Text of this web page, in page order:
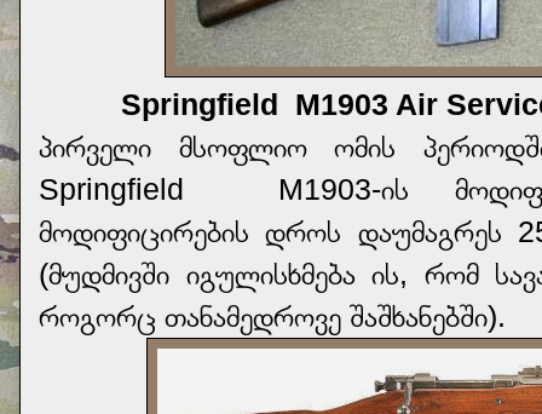
Springfield M1903 Air
პირველი მსოფლიო ომის
Springfield M1903-ის
მოდიფიცირების დროს დაუმაგრეს
(მუდმივში იგულისხმება ის, რომ
როგორც თანამედროვე შაშხანებში).